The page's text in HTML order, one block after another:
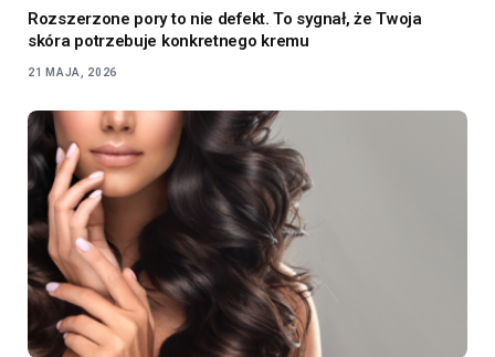
Rozszerzone pory to nie defekt. To sygnał, że Twoja
skóra potrzebuje konkretnego kremu
21 MAJA, 2026